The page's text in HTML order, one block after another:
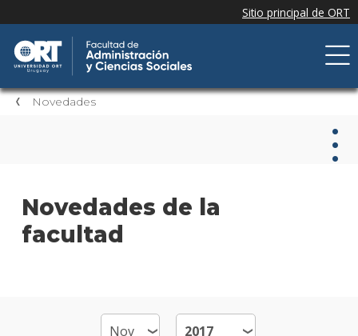
Novedades
Novedades de la
facultad